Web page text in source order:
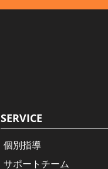
SERVICE
個別指導
サポートチーム